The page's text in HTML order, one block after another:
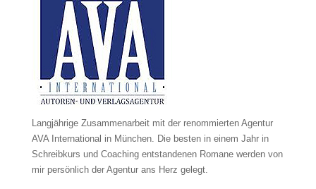
Langjährige Zusammenarbeit mit der renommierten Agentur
AVA International in München. Die besten in einem Jahr in
Schreibkurs und Coaching entstandenen Romane werden von
mir persönlich der Agentur ans Herz gelegt.